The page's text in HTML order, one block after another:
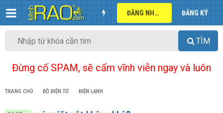
ĐĂNG NHẬP ĐĂNG KÝ
TÌM
Đừng cố SPAM, sẽ cấm vĩnh viễn ngay và luôn
TRANG CHỦ ĐỒ ĐIỆN TỬ ĐIỆN LẠNH